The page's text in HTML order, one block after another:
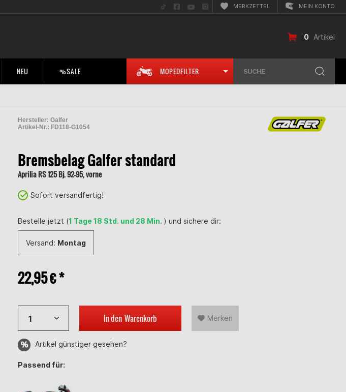
Folge
uns
Folge
uns
Folge
uns
Folge
uns
MERKZETTEL MEIN KONTO
0 Artikel
NEU %SALE MOPEDFILTER SUCHE
Hersteller: Galfer
Artikel-Nr.: FD118-G1054
Bremsbelag Galfer standard
Aprilia RS 125 Bj. 92-95, vorne
Sofort versandfertig!
Bestelle jetzt (1 Tage 18 Std. und 28 Min. ) und sichere dir:
Versand: Montag
22,95 € *
In den Warenkorb Merken
Artikel günstiger gesehen?
Passend für: